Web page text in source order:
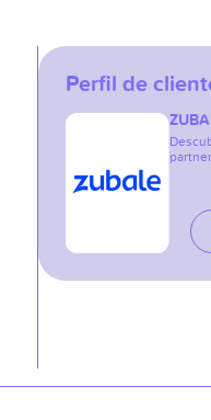
Perfil de